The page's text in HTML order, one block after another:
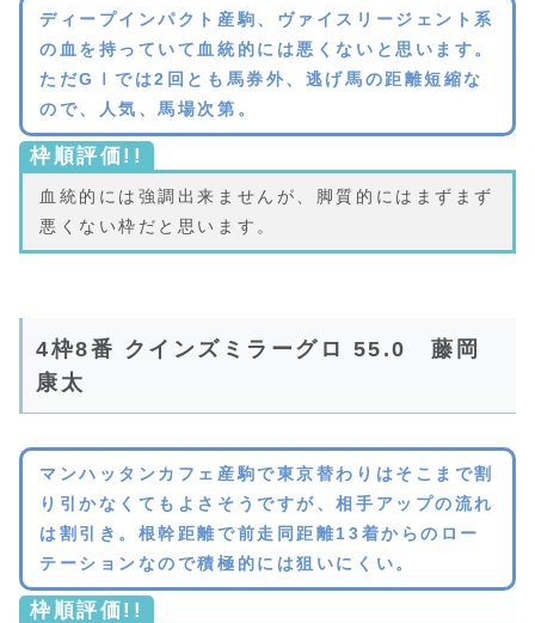
ディープインパクト産駒、ヴァイスリージェント系
の血を持っていて血統的には悪くないと思います。
ただGⅠでは2回とも馬券外、逃げ馬の距離短縮な
ので、人気、馬場次第。
枠順評価!!
血統的には強調出来ませんが、脚質的にはまずまず
悪くない枠だと思います。
4枠8番 クインズミラーグロ 55.0 藤岡
康太
マンハッタンカフェ産駒で東京替わりはそこまで割
り引かなくてもよさそうですが、相手アップの流れ
は割引き。根幹距離で前走同距離13着からのロー
テーションなので積極的には狙いにくい。
枠順評価!!